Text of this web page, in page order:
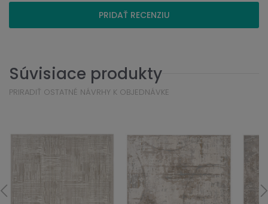
PRIDAŤ RECENZIU
Súvisiace produkty
PRIRADIŤ OSTATNÉ NÁVRHY K OBJEDNÁVKE